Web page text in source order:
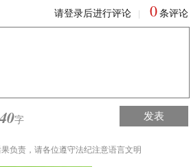
请登录后进行评论 0 条评论
字 发表
负责，请各位遵守法纪注意语言文明